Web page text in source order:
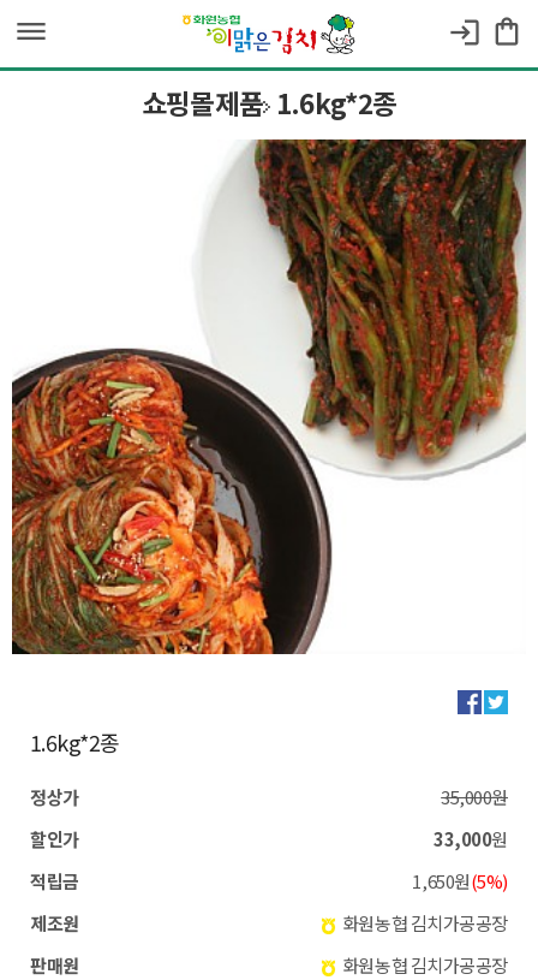
dehaze login shopping_bag
쇼핑몰제품 1.6kg*2종
1.6kg*2종
정상가
35,000원
할인가
33,000원
적립금
1,650원(5%)
제조원
화원농협 김치가공공장
판매원
화원농협 김치가공공장